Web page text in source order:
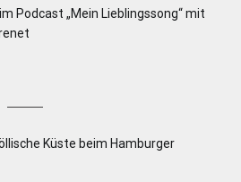
Podcast „Mein Lieblingssong“ mit
Küste beim Hamburger